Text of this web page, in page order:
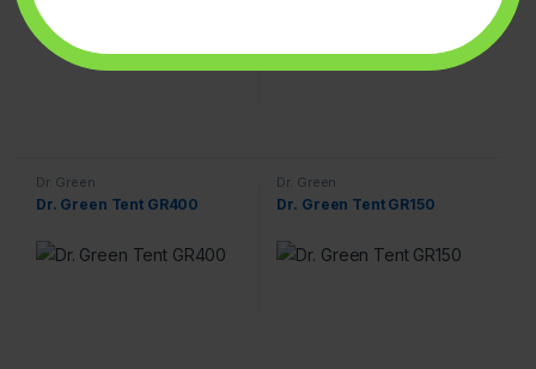
Dr. Green
Dr. Green Tent GR400
Dr. Green
Dr. Green Tent GR150